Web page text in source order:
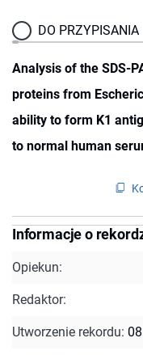
DO PRZYPISANIA
Analysis of the SDS-
proteins from
ability to form K1
to normal human
Informacje o
Opiekun:
Redaktor:
Utworzenie rekordu: